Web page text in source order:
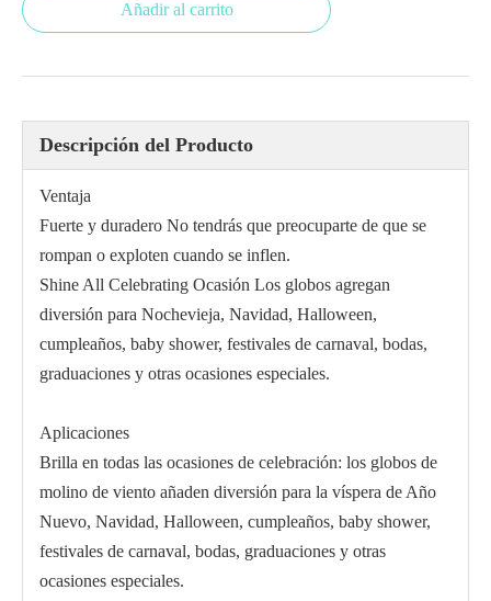
Añadir al carrito
Descripción del Producto
Ventaja
Fuerte y duradero No tendrás que preocuparte de que se
rompan o exploten cuando se inflen.
Shine All Celebrating Ocasión Los globos agregan
diversión para Nochevieja, Navidad, Halloween,
cumpleaños, baby shower, festivales de carnaval, bodas,
graduaciones y otras ocasiones especiales.
Aplicaciones
Brilla en todas las ocasiones de celebración: los globos de
molino de viento añaden diversión para la víspera de Año
Nuevo, Navidad, Halloween, cumpleaños, baby shower,
festivales de carnaval, bodas, graduaciones y otras
ocasiones especiales.